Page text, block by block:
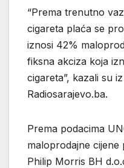
“Prema trenutno
cigareta plaća se
iznosi 42%
fiksna akciza koja
cigareta”, kazali su
Radiosarajevo.ba.
Prema podacima
maloprodajne
Philip Morris BH